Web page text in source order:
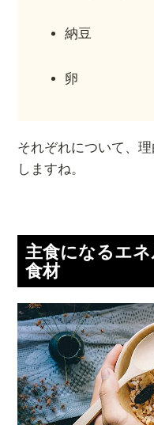
納豆
卵
それぞれについて、
しますね。
主食になるエ
食材